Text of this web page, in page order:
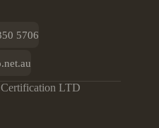
5706
LTD